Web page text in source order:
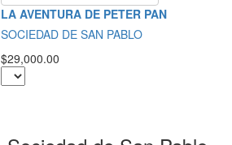
LA AVENTURA DE PETER PAN
SOCIEDAD DE SAN PABLO
$29,000.00